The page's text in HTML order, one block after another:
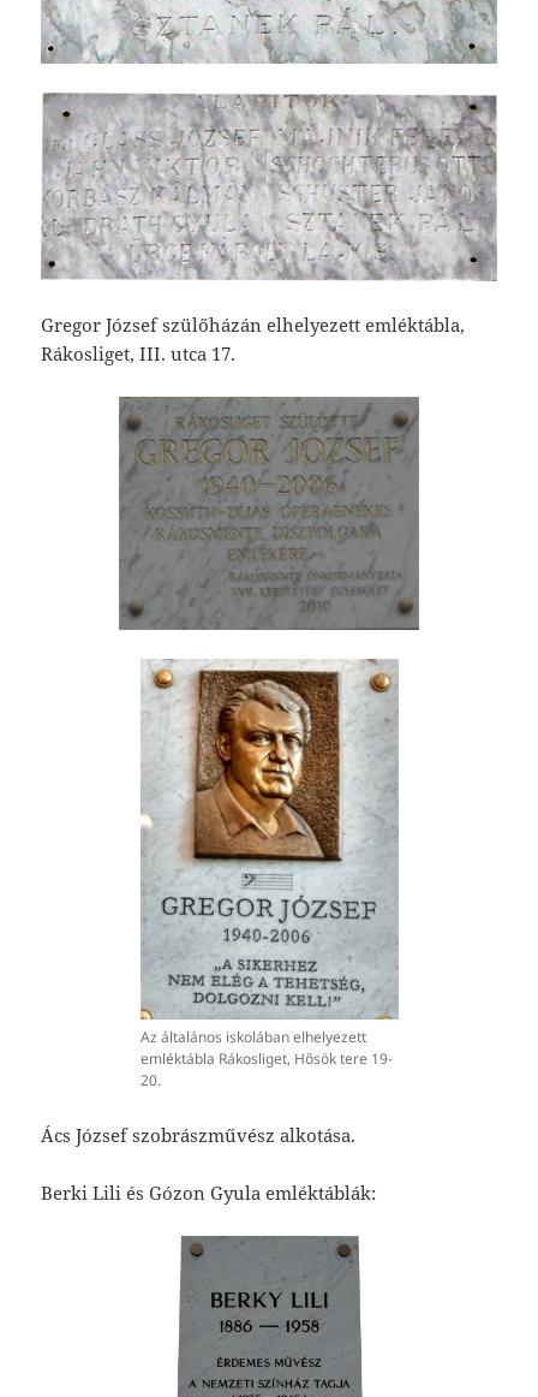
Gregor József szülőházán elhelyezett emléktábla,
Rákosliget, III. utca 17.
Az általános iskolában elhelyezett
emléktábla Rákosliget, Hősök tere 19-
20.
Ács József szobrászművész alkotása.
Berki Lili és Gózon Gyula emléktáblák: